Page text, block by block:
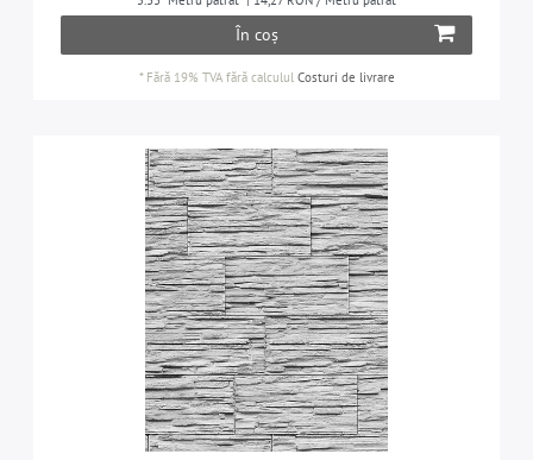
În coș
* Fără 19% TVAfără calculul Costuri de livrare